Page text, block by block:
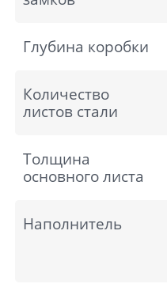
Глубина коробки
Количество
листов стали
Толщина
основного листа
Наполнитель